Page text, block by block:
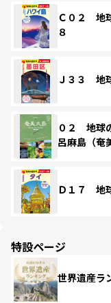
Ｃ０２ 地
８
Ｊ３３ 地
０２ 地球
呂麻島（
Ｄ１７ 地
特設ページ
世界遺産ラ